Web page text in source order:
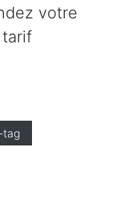
votre
tag